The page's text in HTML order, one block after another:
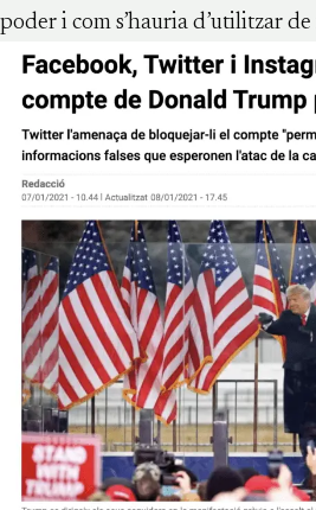
poder i com s’hauria d’utilitzar